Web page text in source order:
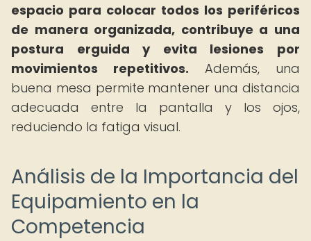
espacio para colocar todos los periféricos
de manera organizada, contribuye a una
postura erguida y evita lesiones por
movimientos repetitivos. Además, una
buena mesa permite mantener una distancia
adecuada entre la pantalla y los ojos,
reduciendo la fatiga visual.
Análisis de la Importancia del
Equipamiento en la
Competencia